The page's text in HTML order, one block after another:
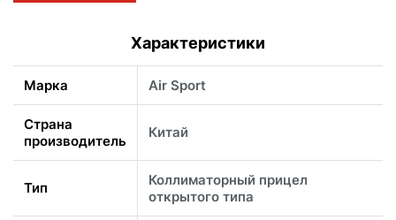
Характеристики
Марка Air Sport
Страна
производитель
Китай
Тип
Коллиматорный прицел
открытого типа